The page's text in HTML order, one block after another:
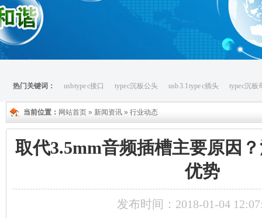
热门关键词： usb type c接口 type c沉板公头 usb 3.1 type c插头 type c沉板
当前位置： 网站首页 » 新闻资讯 » 行业动态
取代3.5mm音频插槽主要原因
优势
发布时间：2018-01-04